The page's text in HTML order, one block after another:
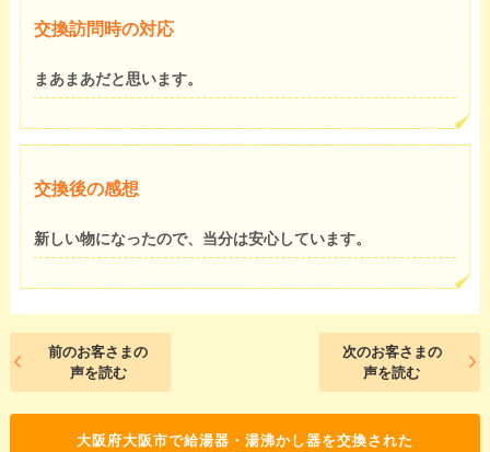
交換訪問時の対応
まあまあだと思います。
交換後の感想
新しい物になったので、当分は安心しています。
前のお客さまの
声を読む
次のお客さまの
声を読む
大阪府大阪市で給湯器・湯沸かし器を交換された